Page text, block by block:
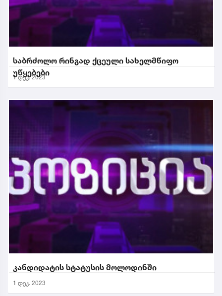
საბრძოლო რინგად ქცეული სახელმწიფო
უწყებები
1 დეკ. 2023
კანდიდატის სტატუსის მოლოდინში
1 დეკ. 2023